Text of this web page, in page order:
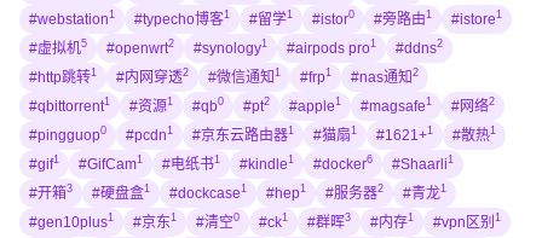
#webstation 1 #typecho博客1 #留学1 #istor0 #旁路由 1 #istore 1
#虚拟机5 #openwrt2 #synology1 #airpods pro1 #ddns2
#http跳转1 #内网穿透2 #微信通知 1 #frp1 #nas通知 2
#qbittorrent1 #资源1 #qb0 #pt2 #apple 1 #magsafe 1 #网络2
#pingguop0 #pcdn 1 #京东云路由器1 #猫扇 1 #1621+1 #散热1
#gif1 #GifCam1 #电纸书1 #kindle 1 #docker6 #Shaarli 1
#开箱3 #硬盘盒1 #dockcase 1 #hep1 #服务器2 #青龙1
#gen10plus1 #京东 1 #清空0 #ck1 #群晖3 #内存1 #vpn区别 1